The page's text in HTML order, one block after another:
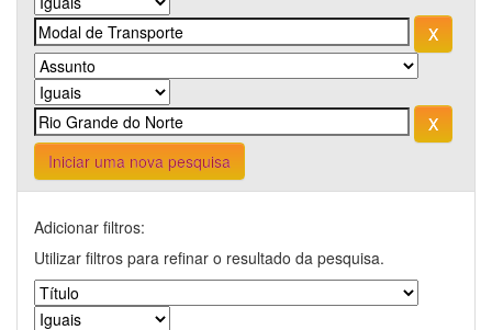
Iniciar uma nova pesquisa
Adicionar filtros:
Utilizar filtros para refinar o resultado da pesquisa.